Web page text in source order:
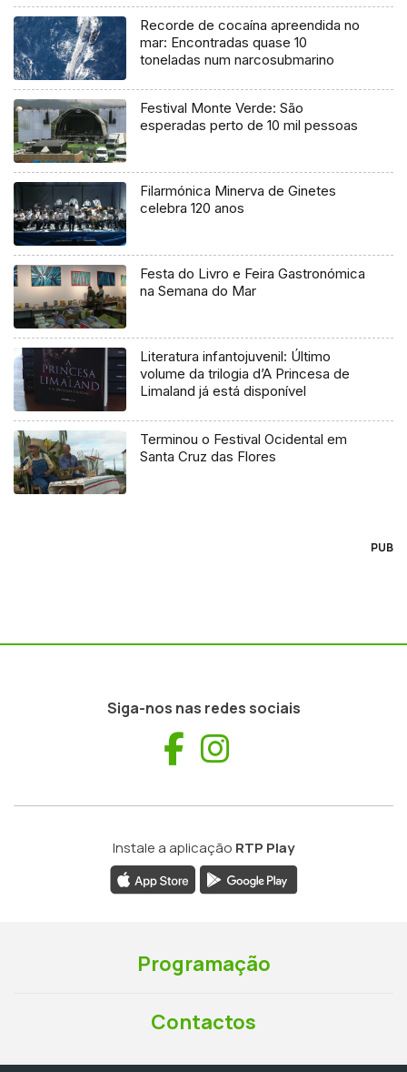
Recorde de cocaína apreendida no
mar: Encontradas quase 10
toneladas num narcosubmarino
Festival Monte Verde: São
esperadas perto de 10 mil pessoas
Filarmónica Minerva de Ginetes
celebra 120 anos
Festa do Livro e Feira Gastronómica
na Semana do Mar
Literatura infantojuvenil: Último
volume da trilogia d’A Princesa de
Limaland já está disponível
Terminou o Festival Ocidental em
Santa Cruz das Flores
PUB
Siga-nos nas redes sociais
Facebook
Instale a aplicação RTP Play
Programação
Contactos